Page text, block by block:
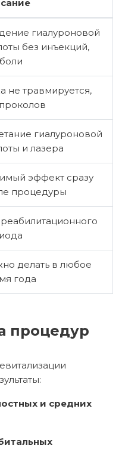
гиалуроновой
без инъекций,
не травмируется,
гиалуроновой
и лазера
эффект сразу
процедуры
делать в любое
года
процедур
и средних